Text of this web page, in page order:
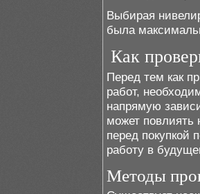
Выбирая
была
Как
Перед тем как
работ,
напрямую
может повлиять
перед покупкой
работу в
Методы